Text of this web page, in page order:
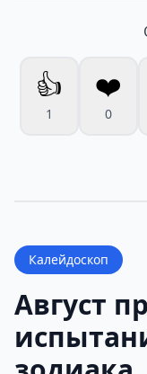
👍
1
❤️
0
Калейдоскоп
Август